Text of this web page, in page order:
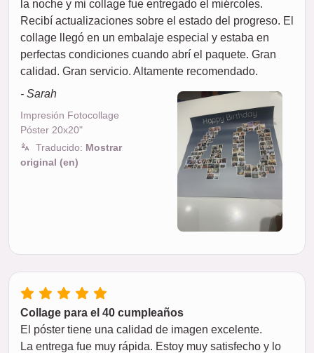
la noche y mi collage fue entregado el miércoles.
Recibí actualizaciones sobre el estado del progreso. El
collage llegó en un embalaje especial y estaba en
perfectas condiciones cuando abrí el paquete. Gran
calidad. Gran servicio. Altamente recomendado.
- Sarah
Impresión Fotocollage
Póster 20x20"
Traducido: Mostrar
original (en)
Collage para el 40 cumpleaños
El póster tiene una calidad de imagen excelente.
La entrega fue muy rápida. Estoy muy satisfecho y lo